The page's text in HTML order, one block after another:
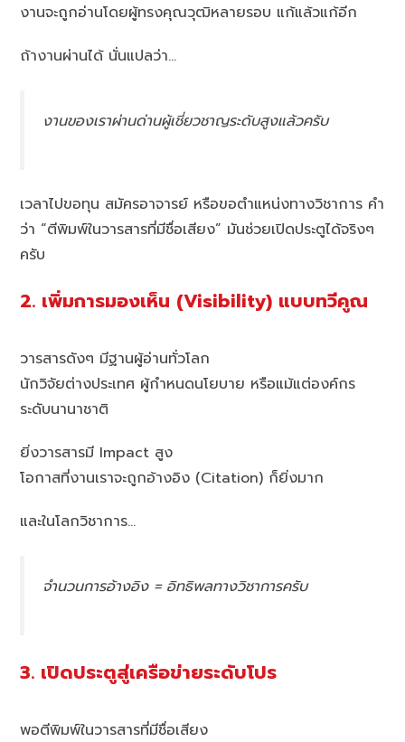
งานจะถูกอ่านโดยผู้ทรงคุณวุฒิหลายรอบ แก้แล้วแก้อีก
ถ้างานผ่านได้ นั่นแปลว่า…
งานของเราผ่านด่านผู้เชี่ยวชาญระดับสูงแล้วครับ
เวลาไปขอทุน สมัครอาจารย์ หรือขอตำแหน่งทางวิชาการ คำ
ว่า “ตีพิมพ์ในวารสารที่มีชื่อเสียง” มันช่วยเปิดประตูได้จริงๆ
ครับ
2. เพิ่มการมองเห็น (Visibility) แบบทวีคูณ
วารสารดังๆ มีฐานผู้อ่านทั่วโลก
นักวิจัยต่างประเทศ ผู้กำหนดนโยบาย หรือแม้แต่องค์กร
ระดับนานาชาติ
ยิ่งวารสารมี Impact สูง
โอกาสที่งานเราจะถูกอ้างอิง (Citation) ก็ยิ่งมาก
และในโลกวิชาการ…
จำนวนการอ้างอิง = อิทธิพลทางวิชาการครับ
3. เปิดประตูสู่เครือข่ายระดับโปร
พอตีพิมพ์ในวารสารที่มีชื่อเสียง